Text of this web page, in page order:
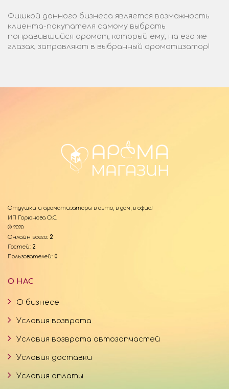
Фишкой данного бизнеса является возможность
клиента-покупателя самому выбрать
понравившийся аромат, который ему, на его же
глазах, заправляют в выбранный ароматизатор!
Отдушки и ароматизаторы в авто, в дом, в офис!
ИП Горюнова О.С.
© 2020
Онлайн всего: 2
Гостей: 2
Пользователей: 0
О НАС
О бизнесе
Условия возврата
Условия возврата автозапчастей
Условия доставки
Условия оплаты